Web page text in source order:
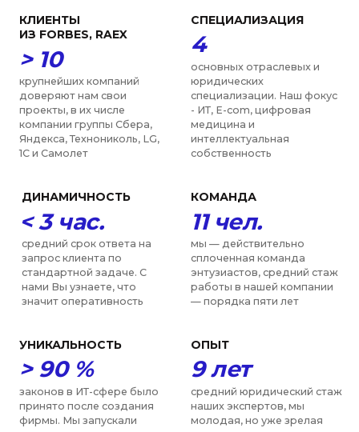
Коммерсантъ в числе
нескольким направлениям
мы участвуем, включая
РАН, ТПП, МГЮА, Moscow
Digital School